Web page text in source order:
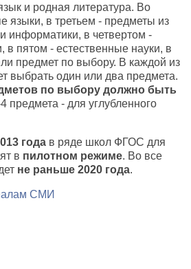
и родная литература. Во
языки, в третьем - предметы из
информатики, в четвертом -
в пятом - естественные науки, в
предмет по выбору. В каждой из
выбрать один или два предмета.
по выбору должно быть
предмета - для углубленного
года в ряде школ ФГОС для
в пилотном режиме. Во все
не раньше 2020 года.
СМИ